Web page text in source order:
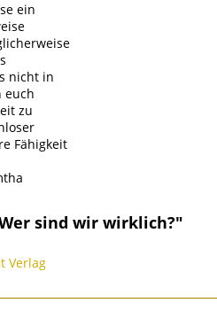
ein
nicht in
euch
zu
Fähigkeit
sind wir wirklich?"
Verlag